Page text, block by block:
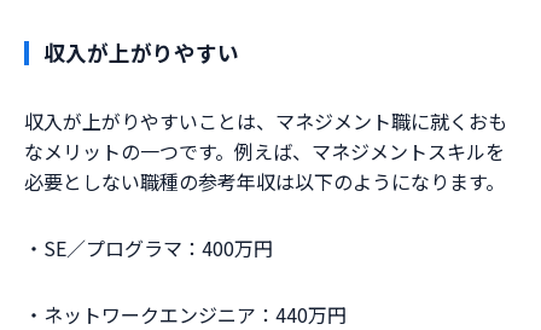
収入が上がりやすい
収入が上がりやすいことは、マネジメント職に就くおも
なメリットの一つです。例えば、マネジメントスキルを
必要としない職種の参考年収は以下のようになります。
・SE／プログラマ：400万円
・ネットワークエンジニア：440万円